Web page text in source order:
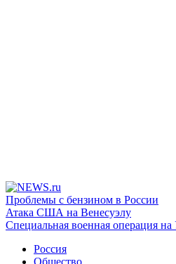
Проблемы с бензином в России
Атака США на Венесуэлу
Специальная военная операция
Россия
Общество